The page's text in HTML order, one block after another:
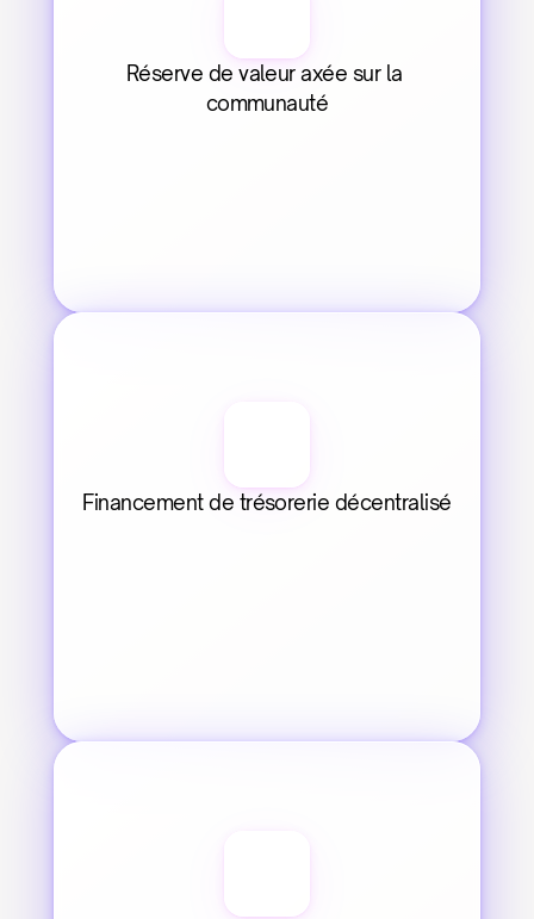
Réserve de valeur axée sur la
communauté
Financement de trésorerie décentralisé